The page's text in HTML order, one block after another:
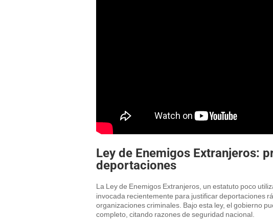
Ley de Enemigos Extranjeros:
deportaciones
La Ley de Enemigos Extranjeros, un estatuto poco
invocada recientemente para justificar deportaciones
organizaciones criminales. Bajo esta ley, el gobierno
completo, citando razones de seguridad nacional.